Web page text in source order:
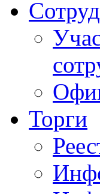
Торги